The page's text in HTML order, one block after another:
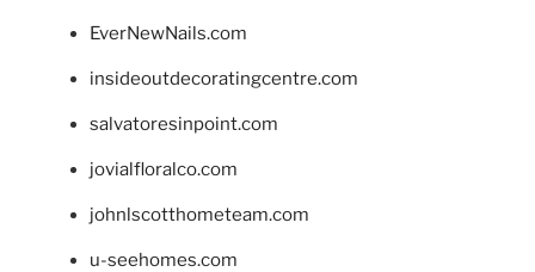
EverNewNails.com
insideoutdecoratingcentre.com
salvatoresinpoint.com
jovialfloralco.com
johnlscotthometeam.com
u-seehomes.com